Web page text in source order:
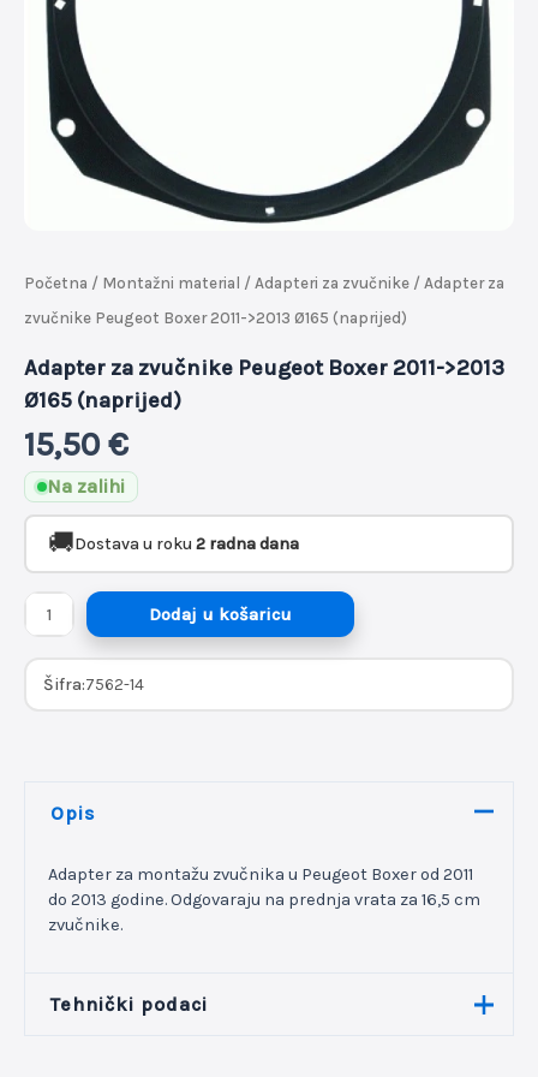
Početna / Montažni material / Adapteri za zvučnike / Adapter za
zvučnike Peugeot Boxer 2011->2013 Ø165 (naprijed)
Adapter za zvučnike Peugeot Boxer 2011->2013
Ø165 (naprijed)
15,50 €
Na zalihi
🚚Dostava u roku 2 radna dana
Adapter
zvučnike
Peugeot
>2013
(naprijed)
količina
Dodaj u košaricu
Šifra:7562-14
Opis
Adapter za montažu zvučnika u Peugeot Boxer od 2011
do 2013 godine. Odgovaraju na prednja vrata za 16,5 cm
zvučnike.
Tehnički podaci